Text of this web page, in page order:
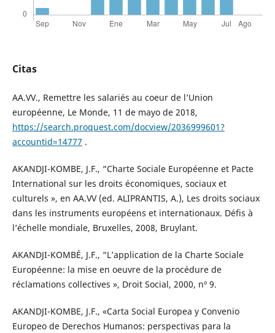
Citas
AA.VV., Remettre les salariés au coeur de l’Union
européenne, Le Monde, 11 de mayo de 2018,
https://search.proquest.com/docview/2036999601?
accountid=14777 .
AKANDJI-KOMBE, J.F., “Charte Sociale Européenne et Pacte
International sur les droits économiques, sociaux et
culturels », en AA.VV (ed. ALIPRANTIS, A.), Les droits sociaux
dans les instruments européens et internationaux. Défis à
l’échelle mondiale, Bruxelles, 2008, Bruylant.
AKANDJI-KOMBÉ, J.F., “L’application de la Charte Sociale
Européenne: la mise en oeuvre de la procédure de
réclamations collectives », Droit Social, 2000, nº 9.
AKANDJI-KOMBE, J.F., «Carta Social Europea y Convenio
Europeo de Derechos Humanos: perspectivas para la